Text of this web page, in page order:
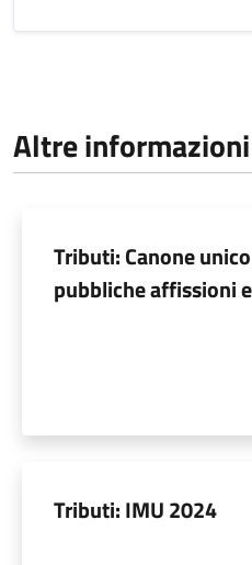
Altre
Tributi: Canone
pubbliche affissioni
Tributi: IMU 2024